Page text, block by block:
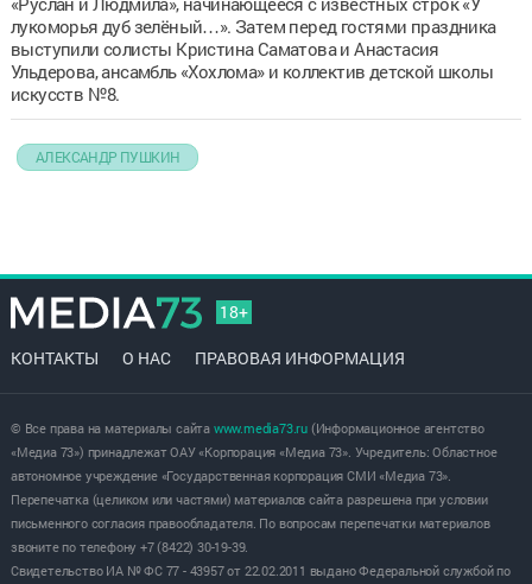
лукоморья дуб зелёный…». Затем перед гостями праздника
выступили солисты Кристина Саматова и Анастасия
Ульдерова, ансамбль «Хохлома» и коллектив детской школы
искусств №8.
АЛЕКСАНДР ПУШКИН
18+
КОНТАКТЫ О НАС ПРАВОВАЯ ИНФОРМАЦИЯ
© Все права на материалы сайта www.media73.ru(Информационное агентство
«Медиа 73») принадлежат ОАУ «Корпорация «Медиа 73». Учредитель: Областное
автономное учреждение «Государственная корпорация СМИ «Медиа 73».
Перепечатка (целиком или частями) материалов сайта разрешена при условии
письменного согласия правообладателя. По вопросам перепечатки материалов
звоните по телефону +7 (8422) 30-19-39.
Свидетельство ИА № ФС 77 - 43957 от 22.02.2011 выдано Федеральной службой по